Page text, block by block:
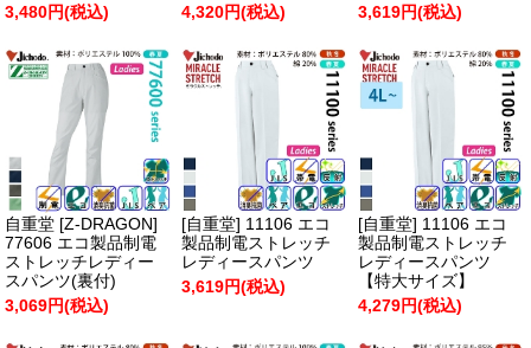
3,480円(税込)
4,320円(税込)
3,619円(税込)
自重堂 [Z-DRAGON]
77606 エコ製品制電
ストレッチレディー
スパンツ(裏付)
3,069円(税込)
[自重堂] 11106 エコ
製品制電ストレッチ
レディースパンツ
3,619円(税込)
[自重堂] 11106 エコ
製品制電ストレッチ
レディースパンツ
【特大サイズ】
4,279円(税込)